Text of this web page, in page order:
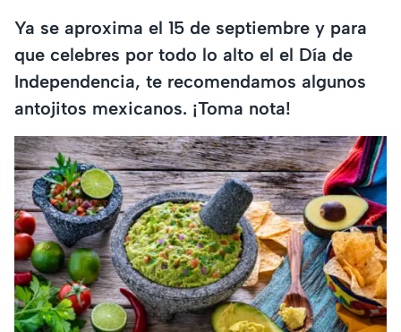
Ya se aproxima el 15 de septiembre y para
que celebres por todo lo alto el el Día de
Independencia, te recomendamos algunos
antojitos mexicanos. ¡Toma nota!